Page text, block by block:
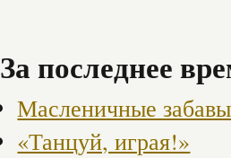
За последнее
Масленичные забавы
«Танцуй, играя!»